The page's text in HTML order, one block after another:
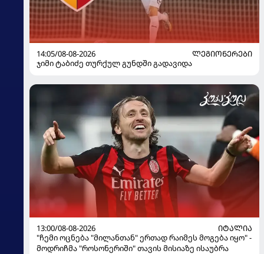
14:05/08-08-2026
ᲚᲔᲒᲘᲝᲜᲔᲠᲔᲑᲘ
ჯიმი ტაბიძე თურქულ გუნდში გადავიდა
13:00/08-08-2026
ᲘᲢᲐᲚᲘᲐ
"ჩემი ოცნება "მილანთან" ერთად რაიმეს მოგება იყო" -
მოდრიჩმა "როსონერიში" თავის მისიაზე ისაუბრა